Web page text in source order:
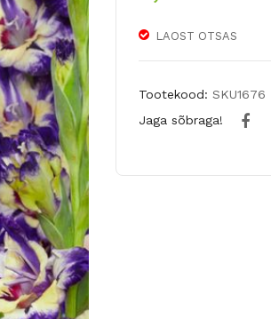
LAOST OTSAS
Tootekood: SKU1676
Jaga sõbraga!